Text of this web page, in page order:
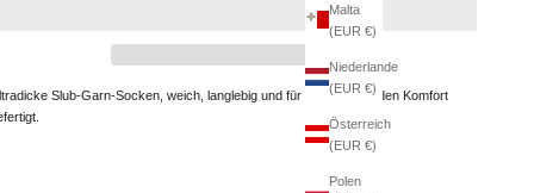
Malta
(EUR €)
Niederlande
(EUR €)
Österreich
(EUR €)
Polen
Slub-Garn-Socken, weich, langlebig und für langanhaltenden Komfort